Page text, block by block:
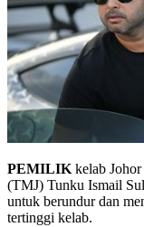
PEMILIK kelab
(TMJ) Tunku Ismail
untuk berundur dan
tertinggi kelab.